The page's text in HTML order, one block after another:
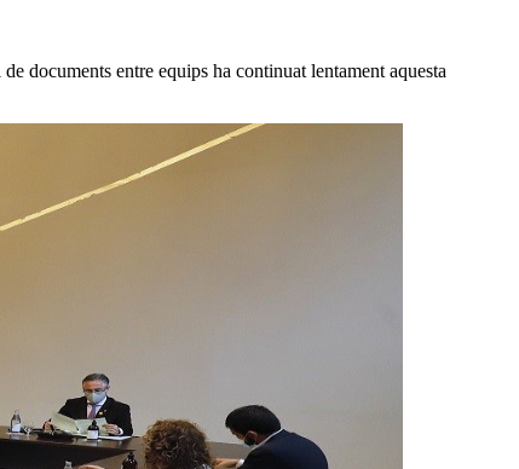
documents entre equips ha continuat lentament aquesta